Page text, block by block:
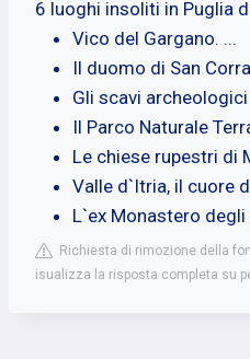
6 luoghi insoliti in Puglia
Vico del Gargano. ...
Il duomo di San
Gli scavi archeologici
Il Parco Naturale
Le chiese rupestri di
Valle d`Itria, il cuore
L`ex Monastero degli
Richiesta di rimozione della
isualizza la risposta completa su